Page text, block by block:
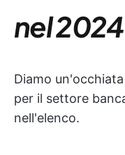
nel 2024
Diamo
per il settore
nell'elenco.